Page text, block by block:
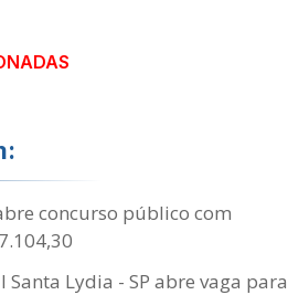
concurso público com
Lydia - SP abre vaga para